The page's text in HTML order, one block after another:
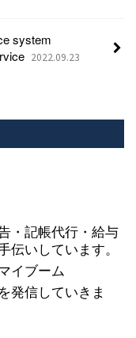
system
2022.09.23
・記帳代行・給与
伝いしています。
イブーム
発信していきま